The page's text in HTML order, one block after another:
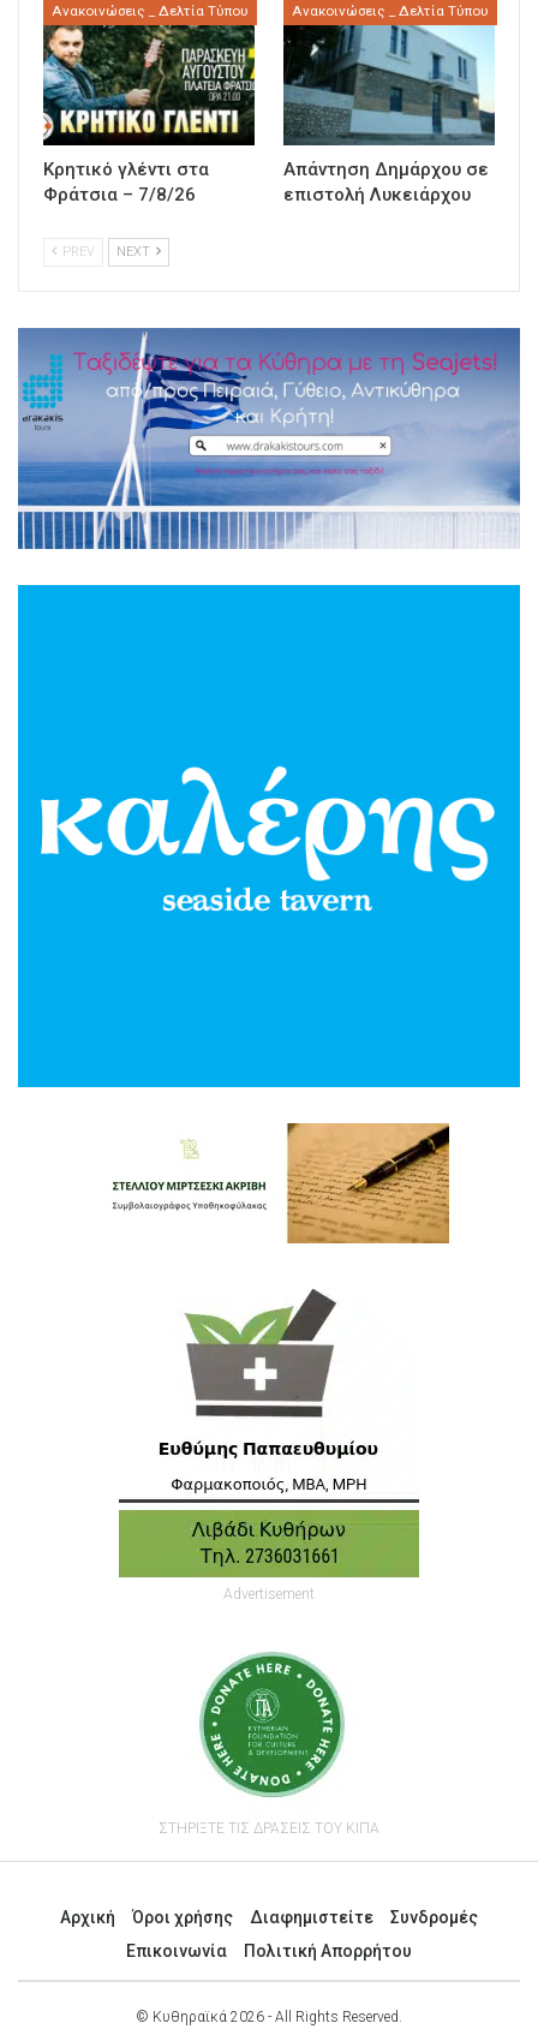
Ανακοινώσεις _ Δελτία Τύπου
Κρητικό γλέντι στα
Φράτσια – 7/8/26
Ανακοινώσεις _ Δελτία Τύπου
Απάντηση Δημάρχου σε
επιστολή Λυκειάρχου
PREV NEXT
Advertisement
ΣΤΗΡΙΞΤΕ ΤΙΣ ΔΡΑΣΕΙΣ ΤΟΥ ΚΙΠΑ
Αρχική Όροι χρήσης Διαφημιστείτε
Συνδρομές
Επικοινωνία
Πολιτική Απορρήτου
© Κυθηραϊκά 2026 - All Rights Reserved.